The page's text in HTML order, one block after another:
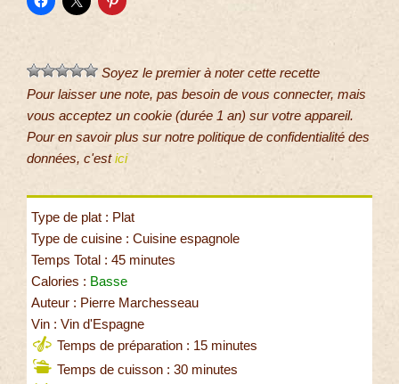
Soyez le premier à noter cette recette
Pour laisser une note, pas besoin de vous connecter, mais
vous acceptez un cookie (durée 1 an) sur votre appareil.
Pour en savoir plus sur notre politique de confidentialité des
données, c'estici
Type de plat : Plat
Type de cuisine : Cuisine espagnole
Temps Total : 45 minutes
Calories : Basse
Auteur : Pierre Marchesseau
Vin : Vin d'Espagne
Temps de préparation : 15 minutes
Temps de cuisson : 30 minutes